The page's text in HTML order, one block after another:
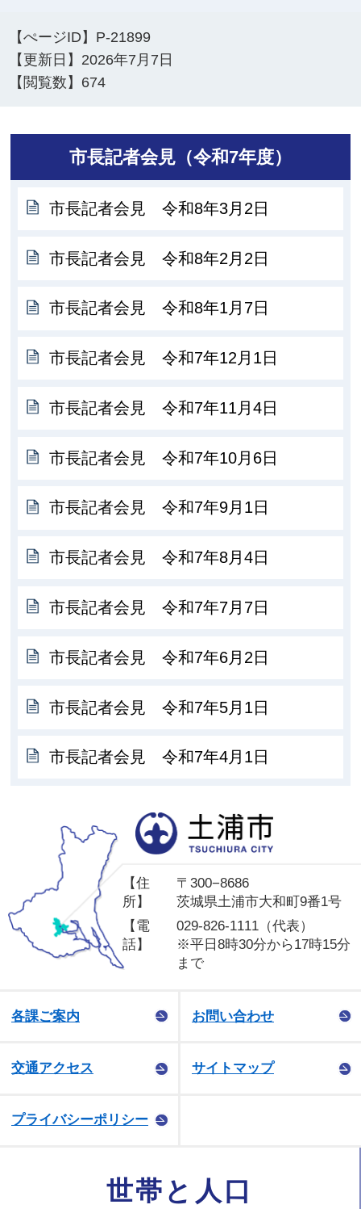
【ぺージID】 P-21899
【更新日】 2026年7月7日
【閲覧数】 674
市長記者会見（令和7年度）
市長記者会見 令和8年3月2日
市長記者会見 令和8年2月2日
市長記者会見 令和8年1月7日
市長記者会見 令和7年12月1日
市長記者会見 令和7年11月4日
市長記者会見 令和7年10月6日
市長記者会見 令和7年9月1日
市長記者会見 令和7年8月4日
市長記者会見 令和7年7月7日
市長記者会見 令和7年6月2日
市長記者会見 令和7年5月1日
市長記者会見 令和7年4月1日
【住
所】
〒300−8686
茨城県土浦市大和町9番1号
【電
話】
029-826-1111（代表）
※平日8時30分から17時15分
まで
各課ご案内 お問い合わせ
交通アクセス サイトマップ
プライバシーポリシー